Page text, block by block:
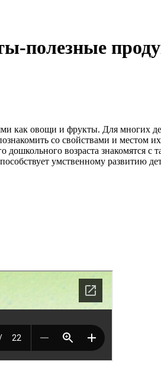
полезные
как овощи и фрукты. Для многих
со свойствами и местом
возраста знакомятся с
умственному развитию